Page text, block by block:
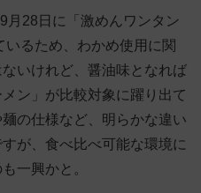
月28日に「激めんワンタン
いるため、わかめ使用に関
いけれど、醤油味となれば
ン」が比較対象に躍り出て
の仕様など、明らかな違い
が、食べ比べ可能な環境に
一興かと。